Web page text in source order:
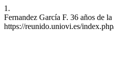
1.
Fernandez García F. 36 años de
https://reunido.uniovi.es/